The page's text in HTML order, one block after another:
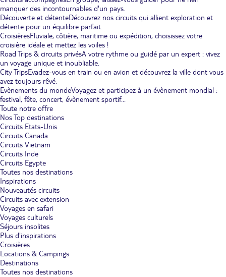
manquer des incontournables d'un pays.
Découverte et détenteDécouvrez nos circuits qui allient exploration et
détente pour un équilibre parfait.
CroisièresFluviale, côtière, maritime ou expédition, choisissez votre
croisière idéale et mettez les voiles !
Road Trips & circuits privésA votre rythme ou guidé par un expert : vivez
un voyage unique et inoubliable.
City TripsEvadez-vous en train ou en avion et découvrez la ville dont vous
avez toujours rêvé.
Evènements du mondeVoyagez et participez à un évènement mondial :
festival, fête, concert, évènement sportif...
Toute notre offre
Nos Top destinations
Circuits Etats-Unis
Circuits Canada
Circuits Vietnam
Circuits Inde
Circuits Egypte
Toutes nos destinations
Inspirations
Nouveautés circuits
Circuits avec extension
Voyages en safari
Voyages culturels
Séjours insolites
Plus d'inspirations
Croisières
Locations & Campings
Destinations
Toutes nos destinations